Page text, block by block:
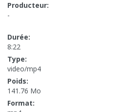
Producteur:
-
Durée:
8:22
Type:
video/mp4
Poids:
141.76 Mo
Format: